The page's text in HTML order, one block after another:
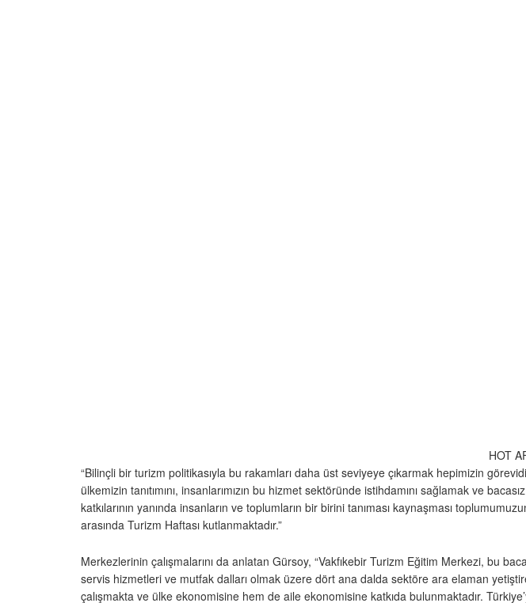
HOT
“Bilinçli bir turizm politikasıyla bu rakamları daha üst seviyeye çıkarmak hepimizin
ülkemizin tanıtımını, insanlarımızın bu hizmet sektöründe istihdamını sağlamak ve
katkılarının yanında insanların ve toplumların bir birini tanıması kaynaşması
arasında Turizm Haftası kutlanmaktadır.”
Merkezlerinin çalışmalarını da anlatan Gürsoy, “Vakfıkebir Turizm Eğitim Merkezi, bu
servis hizmetleri ve mutfak dalları olmak üzere dört ana dalda sektöre ara elaman
çalışmakta ve ülke ekonomisine hem de aile ekonomisine katkıda bulunmaktadır.